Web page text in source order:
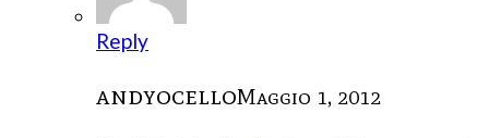
Reply
andyocelloMaggio 1, 2012